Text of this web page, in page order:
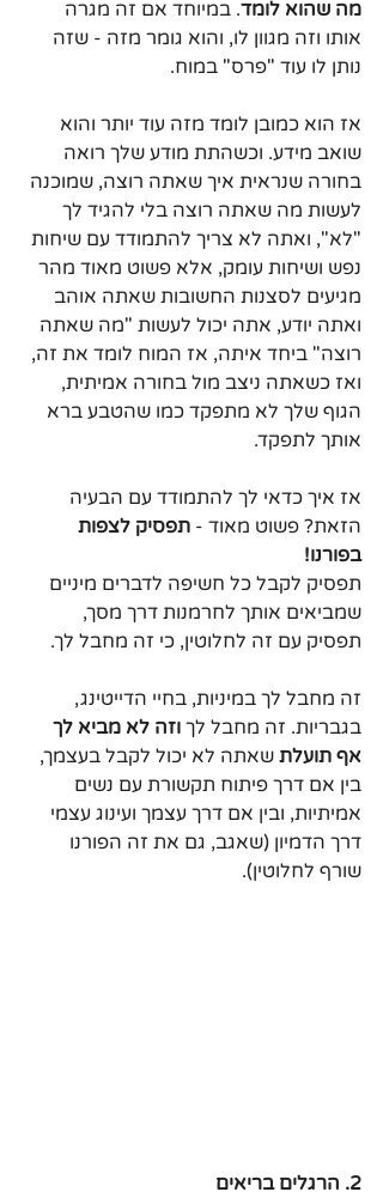
מה שהוא לומד. במיוחד אם זה מגרה
אותו וזה מגוון לו, והוא גומר מזה - שזה
נותן לו עוד "פרס" במוח.
אז הוא כמובן לומד מזה עוד יותר והוא
שואב מידע. וכשהתת מודע שלך רואה
בחורה שנראית איך שאתה רוצה, שמוכנה
לעשות מה שאתה רוצה בלי להגיד לך
"לא", ואתה לא צריך להתמודד עם שיחות
נפש ושיחות עומק, אלא פשוט מאוד מהר
מגיעים לסצנות החשובות שאתה אוהב
ואתה יודע, אתה יכול לעשות "מה שאתה
רוצה" ביחד איתה, אז המוח לומד את זה,
ואז כשאתה ניצב מול בחורה אמיתית,
הגוף שלך לא מתפקד כמו שהטבע ברא
אותך לתפקד.
אז איך כדאי לך להתמודד עם הבעיה
הזאת? פשוט מאוד - תפסיק לצפות
בפורנו!
תפסיק לקבל כל חשיפה לדברים מיניים
שמביאים אותך לחרמנות דרך מסך,
תפסיק עם זה לחלוטין, כי זה מחבל לך.
זה מחבל לך במיניות, בחיי הדייטינג,
בגבריות. זה מחבל לך וזה לא מביא לך
אף תועלת שאתה לא יכול לקבל בעצמך,
בין אם דרך פיתוח תקשורת עם נשים
אמיתיות, ובין אם דרך עצמך ועינוג עצמי
דרך הדמיון (שאגב, גם את זה הפורנו
שורף לחלוטין).
2. הרגלים בריאים